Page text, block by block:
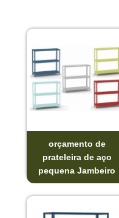
orçamento de
prateleira de aço
pequena Jambeiro